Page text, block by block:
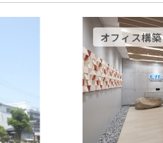
オフィス構築